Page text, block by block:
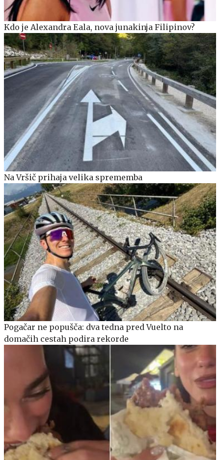
Kdo je Alexandra Eala, nova junakinja Filipinov?
Na Vršič prihaja velika sprememba
Pogačar ne popušča: dva tedna pred Vuelto na
domačih cestah podira rekorde